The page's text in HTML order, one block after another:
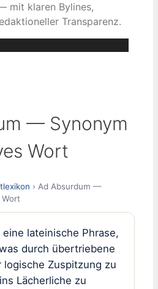
mit klaren Bylines,
Transparenz.
— Synonym
Wort
› Ad Absurdum —
lateinische Phrase,
durch übertriebene
logische Zuspitzung zu
Lächerliche zu